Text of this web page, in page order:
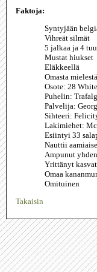
Faktoja:
Syntyjään
Vihreät silmät
5 jalkaa ja 4
Mustat hiukset
Eläkkeellä
Omasta
Osote: 28
Puhelin:
Palvelija:
Sihteeri:
Lakimiehet:
Esiintyi 33
Nauttii
Ampunut
Yrittänyt
Omaa
Omituinen
Takaisin